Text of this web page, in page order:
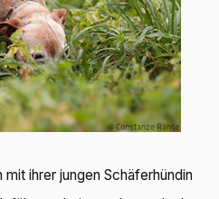
ihrer jungen Schäferhündin